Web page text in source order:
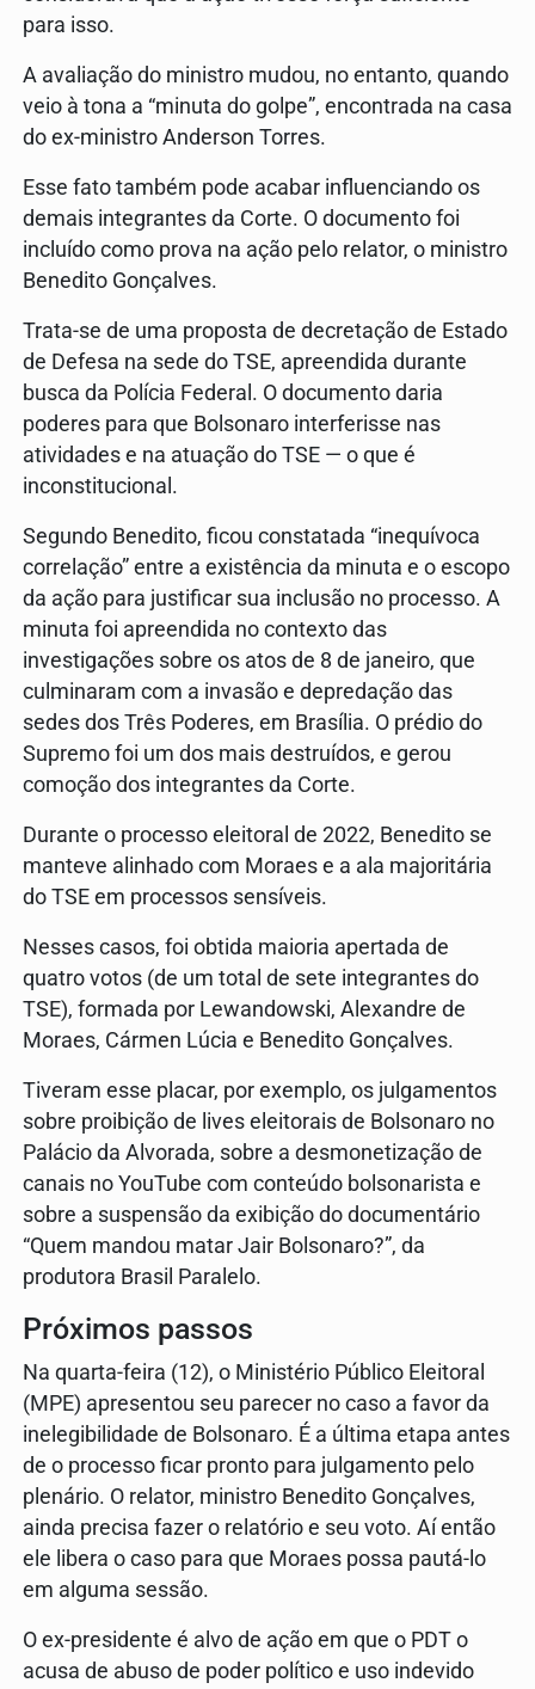
para isso.
A avaliação do ministro mudou, no entanto, quando
veio à tona a “minuta do golpe”, encontrada na casa
do ex-ministro Anderson Torres.
Esse fato também pode acabar influenciando os
demais integrantes da Corte. O documento foi
incluído como prova na ação pelo relator, o ministro
Benedito Gonçalves.
Trata-se de uma proposta de decretação de Estado
de Defesa na sede do TSE, apreendida durante
busca da Polícia Federal. O documento daria
poderes para que Bolsonaro interferisse nas
atividades e na atuação do TSE — o que é
inconstitucional.
Segundo Benedito, ficou constatada “inequívoca
correlação” entre a existência da minuta e o escopo
da ação para justificar sua inclusão no processo. A
minuta foi apreendida no contexto das
investigações sobre os atos de 8 de janeiro, que
culminaram com a invasão e depredação das
sedes dos Três Poderes, em Brasília. O prédio do
Supremo foi um dos mais destruídos, e gerou
comoção dos integrantes da Corte.
Durante o processo eleitoral de 2022, Benedito se
manteve alinhado com Moraes e a ala majoritária
do TSE em processos sensíveis.
Nesses casos, foi obtida maioria apertada de
quatro votos (de um total de sete integrantes do
TSE), formada por Lewandowski, Alexandre de
Moraes, Cármen Lúcia e Benedito Gonçalves.
Tiveram esse placar, por exemplo, os julgamentos
sobre proibição de lives eleitorais de Bolsonaro no
Palácio da Alvorada, sobre a desmonetização de
canais no YouTube com conteúdo bolsonarista e
sobre a suspensão da exibição do documentário
“Quem mandou matar Jair Bolsonaro?”, da
produtora Brasil Paralelo.
Próximos passos
Na quarta-feira (12), o Ministério Público Eleitoral
(MPE) apresentou seu parecer no caso a favor da
inelegibilidade de Bolsonaro. É a última etapa antes
de o processo ficar pronto para julgamento pelo
plenário. O relator, ministro Benedito Gonçalves,
ainda precisa fazer o relatório e seu voto. Aí então
ele libera o caso para que Moraes possa pautá-lo
em alguma sessão.
O ex-presidente é alvo de ação em que o PDT o
acusa de abuso de poder político e uso indevido